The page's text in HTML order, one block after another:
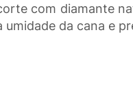
com diamante
da cana e